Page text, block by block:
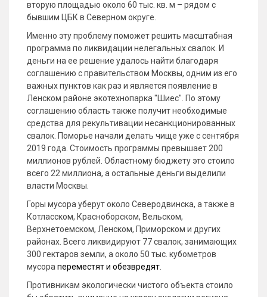
вторую площадью около 60 тыс. кв. м – рядом с
бывшим ЦБК в Северном округе.
Именно эту проблему поможет решить масштабная
программа по ликвидации нелегальных свалок. И
деньги на ее решение удалось найти благодаря
соглашению с правительством Москвы, одним из его
важных пунктов как раз и является появление в
Ленском районе экотехнопарка "Шиес". По этому
соглашению область также получит необходимые
средства для рекультивации несанкционированных
свалок. Поморье начали делать чище уже с сентября
2019 года. Стоимость программы превышает 200
миллионов рублей. Областному бюджету это стоило
всего 22 миллиона, а остальные деньги выделили
власти Москвы.
Горы мусора уберут около Северодвинска, а также в
Котласском, Красноборском, Вельском,
Верхнетоемском, Ленском, Приморском и других
районах. Всего ликвидируют 77 свалок, занимающих
300 гектаров земли, а около 50 тыс. кубометров
мусора переместят и обезвредят
Противникам экологически чистого объекта стоило